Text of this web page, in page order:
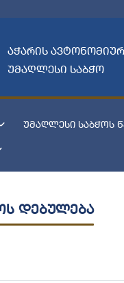
აჭარის
უმაღლესი საბჭო
უმაღლესი საბჭოს
დებულება